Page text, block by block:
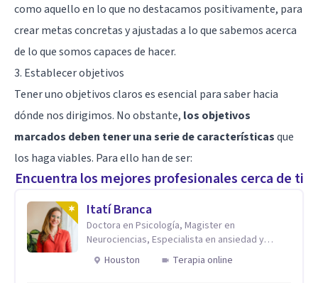
como aquello en lo que no destacamos positivamente, para
crear metas concretas y ajustadas a lo que sabemos acerca
de lo que somos capaces de hacer.
3. Establecer objetivos
Tener uno objetivos claros es esencial para saber hacia
dónde nos dirigimos. No obstante, los objetivos
marcados deben tener una serie de característicasque
los haga viables. Para ello han de ser:
Encuentra los mejores profesionales cerca de ti
Itatí Branca
Doctora en Psicología, Magister en
Neurociencias, Especialista en ansiedad y
mindfulness
Houston Terapia online